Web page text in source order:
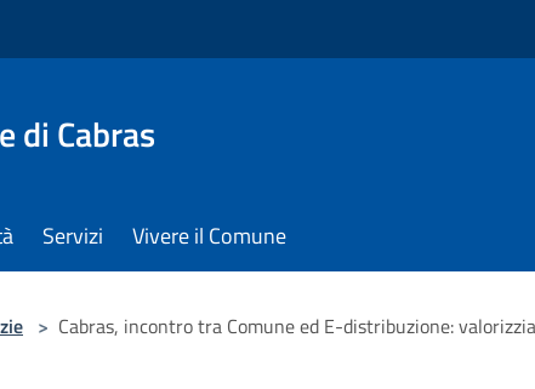
di Cabras
Servizi Vivere il Comune
> Cabras, incontro tra Comune ed E-distribuzione: